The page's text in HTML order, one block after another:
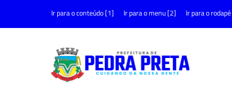
Ir para o conteúdo [1] Ir para o menu [2] Ir para o